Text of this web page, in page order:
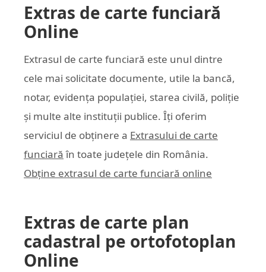
Extras de carte funciară
Online
Extrasul de carte funciară este unul dintre
cele mai solicitate documente, utile la bancă,
notar, evidența populației, starea civilă, poliție
și multe alte instituții publice. Îți oferim
serviciul de obținere a Extrasului de carte
funciară în toate județele din România.
Obține extrasul de carte funciară online
Extras de carte plan
cadastral pe ortofotoplan
Online